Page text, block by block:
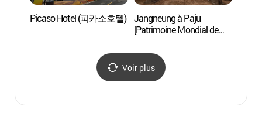
Picaso Hotel (피카소호텔) Jangneung à Paju
[Patrimoine Mondial de
Voir plus